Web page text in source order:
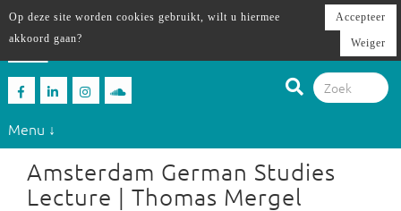
Menu ↓
Amsterdam German Studies
Lecture | Thomas Mergel
Op deze site worden cookies gebruikt, wilt u hiermee
akkoord gaan?
Accepteer
Weiger